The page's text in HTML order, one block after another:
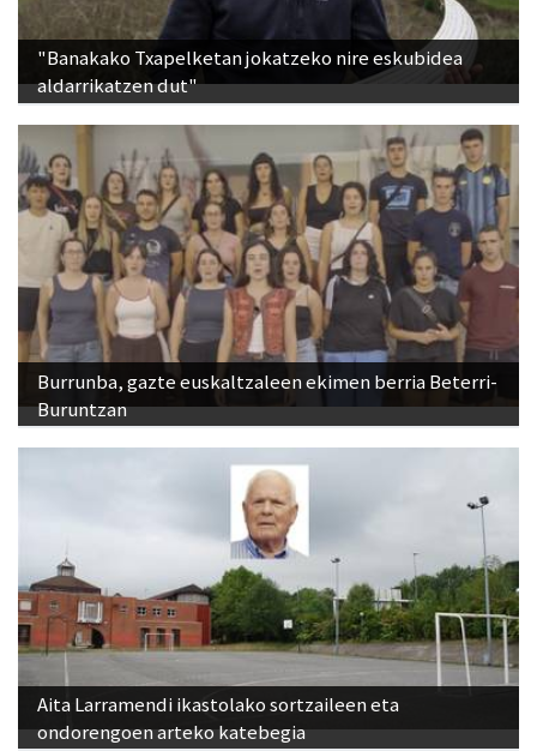
"Banakako Txapelketan jokatzeko nire eskubidea
aldarrikatzen dut"
Burrunba, gazte euskaltzaleen ekimen berria Beterri-
Buruntzan
Aita Larramendi ikastolako sortzaileen eta
ondorengoen arteko katebegia